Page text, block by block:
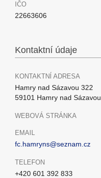
IČO
22663606
Kontaktní údaje
KONTAKTNÍ ADRESA
Hamry nad Sázavou 322
59101 Hamry nad Sázavou
WEBOVÁ STRÁNKA
EMAIL
fc.hamryns@seznam.cz
TELEFON
+420 601 392 833